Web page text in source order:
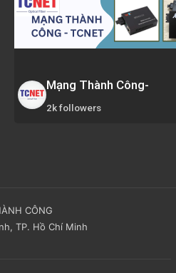
Mạng Thành Công-
2k followers
CÔNG
TP. Hồ Chí Minh